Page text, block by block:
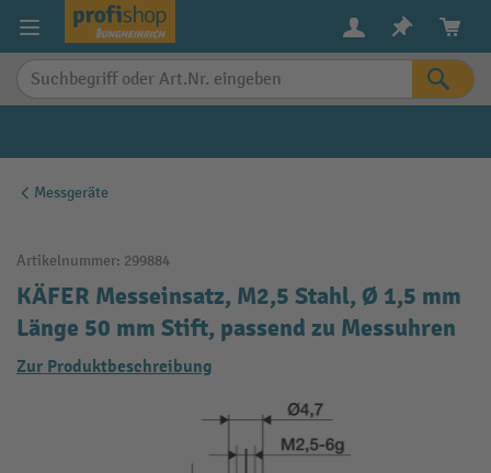
springen
Messgeräte
Artikelnummer: 299884
KÄFER Messeinsatz, M2,5 Stahl, Ø 1,5 mm
Länge 50 mm Stift, passend zu Messuhren
Zur Produktbeschreibung